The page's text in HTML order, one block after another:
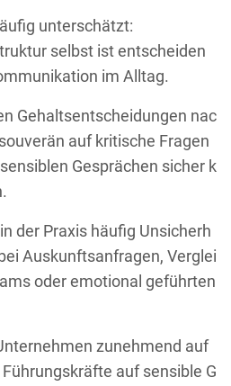
unterschätzt:
selbst ist entscheiden
im Alltag.
Gehaltsentscheidungen nac
auf kritische Fragen
Gesprächen sicher k
der Praxis häufig Unsicherh
Auskunftsanfragen, Verglei
oder emotional geführten
zunehmend auf
auf sensible G